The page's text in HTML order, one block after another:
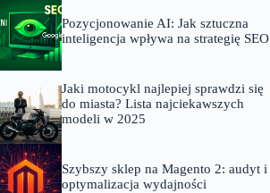
Pozycjonowanie AI: Jak sztuczna
inteligencja wpływa na strategię SEO
Jaki motocykl najlepiej sprawdzi się
do miasta? Lista najciekawszych
modeli w 2025
Szybszy sklep na Magento 2: audyt i
optymalizacja wydajności